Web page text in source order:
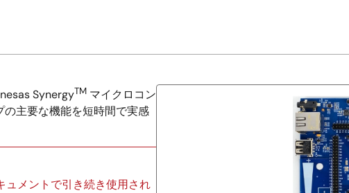
SynergyTM マイクロコン
の主要な機能を短時間で実感
ュメントで引き続き使用され